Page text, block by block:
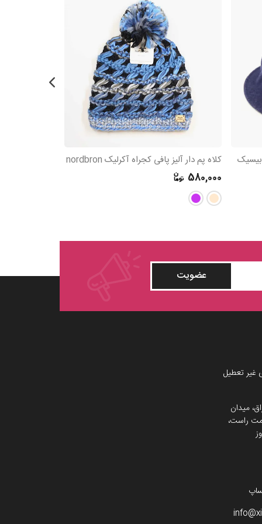
کلاه پم دار آلیز پافی کجراه آکرلیک nordbron
580,000
عضویت
غیر تعطیل
میدان
راست،